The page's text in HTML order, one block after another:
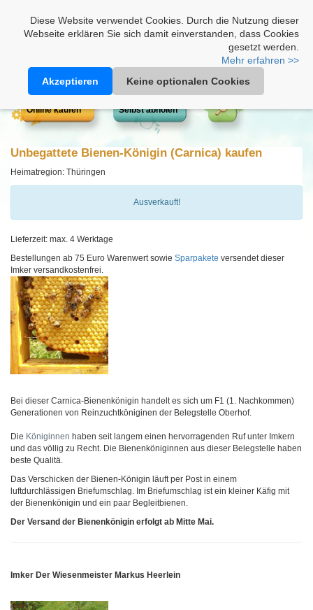
Diese Website verwendet Cookies. Durch die Nutzung dieser
Webseite erklären Sie sich damit einverstanden, dass Cookies
gesetzt werden.
Mehr erfahren >>
Akzeptieren
Keine optionalen Cookies
Online kaufen Selbst abholen
Unbegattete Bienen-Königin (Carnica) kaufen
Heimatregion: Thüringen
Ausverkauft!
Lieferzeit: max. 4 Werktage
Bestellungen ab 75 Euro Warenwert sowie Sparpakete versendet dieser
Imker versandkostenfrei.
Bei dieser Carnica-Bienenkönigin handelt es sich um F1 (1. Nachkommen)
Generationen von Reinzuchtköniginen der Belegstelle Oberhof.
Die Königinnen haben seit langem einen hervorragenden Ruf unter Imkern
und das völlig zu Recht. Die Bienenköniginnen aus dieser Belegstelle haben
beste Qualitä.
Das Verschicken der Bienen-Königin läuft per Post in einem
luftdurchlässigen Briefumschlag. Im Briefumschlag ist ein kleiner Käfig mit
der Bienenkönigin und ein paar Begleitbienen.
Der Versand der Bienenkönigin erfolgt ab Mitte Mai.
Imker Der Wiesenmeister Markus Heerlein